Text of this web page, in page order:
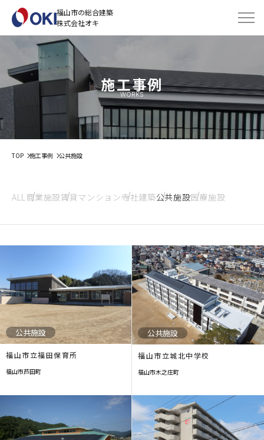
福山市の総合建築
株式会社オキ
施工事例
WORKS
TOP 施工事例 公共施設
ALL商業施設賃貸マンション寺社建築公共施設医療施設
公共施設
福山市立福田保育所
福山市芦田町
公共施設
福山市立城北中学校
福山市木之庄町